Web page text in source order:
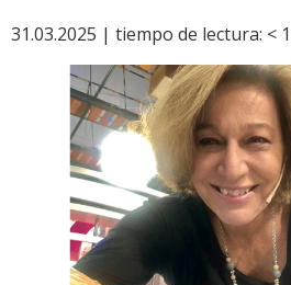
31.03.2025 | tiempo de lectura: < 1